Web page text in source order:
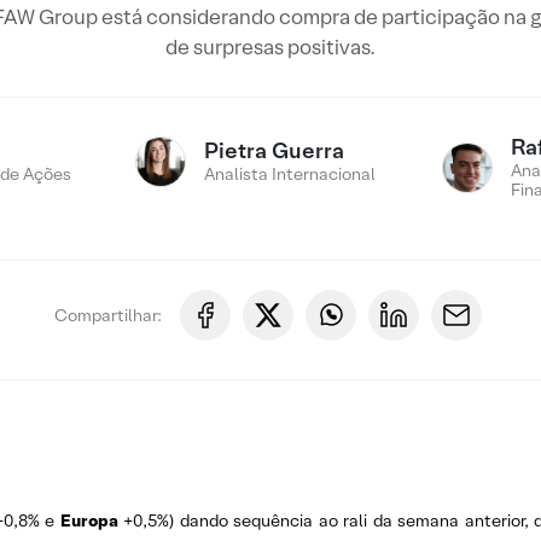
Group está considerando compra de participação na
de surpresas positivas.
Ações
Pietra Guerra
Analista Internacional
Compartilhar:
e Europa +0,5%) dando sequência ao rali da semana